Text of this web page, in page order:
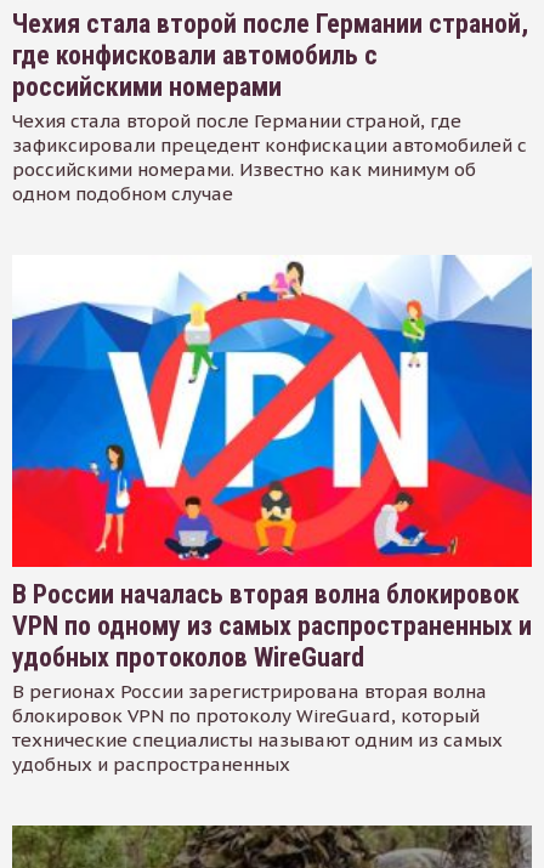
Чехия стала второй после Германии страной,
где конфисковали автомобиль с
российскими номерами
Чехия стала второй после Германии страной, где
зафиксировали прецедент конфискации автомобилей с
российскими номерами. Известно как минимум об
одном подобном случае
В России началась вторая волна блокировок
VPN по одному из самых распространенных и
удобных протоколов WireGuard
В регионах России зарегистрирована вторая волна
блокировок VPN по протоколу WireGuard, который
технические специалисты называют одним из самых
удобных и распространенных